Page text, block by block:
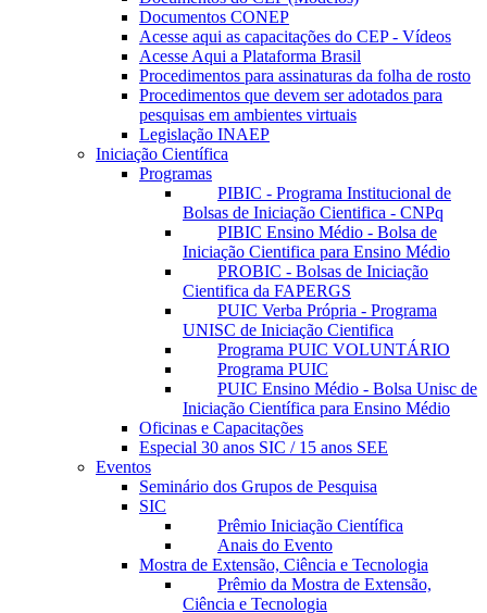
Documentos CONEP
Acesse aqui as capacitações do CEP - Vídeos
Acesse Aqui a Plataforma Brasil
Procedimentos para assinaturas da folha de rosto
Procedimentos que devem ser adotados para
pesquisas em ambientes virtuais
Legislação INAEP
Iniciação Científica
Programas
PIBIC - Programa Institucional de
Bolsas de Iniciação Cientifica - CNPq
PIBIC Ensino Médio - Bolsa de
Iniciação Cientifica para Ensino Médio
PROBIC - Bolsas de Iniciação
Cientifica da FAPERGS
PUIC Verba Própria - Programa
UNISC de Iniciação Cientifica
Programa PUIC VOLUNTÁRIO
Programa PUIC
PUIC Ensino Médio - Bolsa Unisc de
Iniciação Científica para Ensino Médio
Oficinas e Capacitações
Especial 30 anos SIC / 15 anos SEE
Eventos
Seminário dos Grupos de Pesquisa
SIC
Prêmio Iniciação Científica
Anais do Evento
Mostra de Extensão, Ciência e Tecnologia
Prêmio da Mostra de Extensão,
Ciência e Tecnologia